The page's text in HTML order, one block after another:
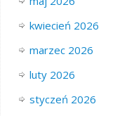
kwiecień 2026
marzec 2026
luty 2026
styczeń 2026